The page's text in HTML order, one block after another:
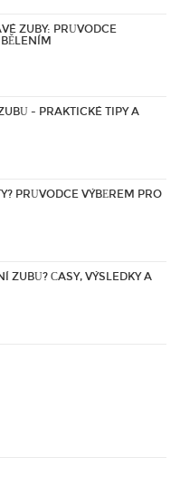
ZUBY: PRŮVODCE
- PRAKTICKÉ TIPY A
PRŮVODCE VÝBĚREM PRO
ZUBŮ? ČASY, VÝSLEDKY A